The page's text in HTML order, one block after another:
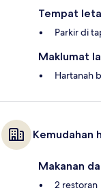
Tempat
Parkir di
Maklumat
Hartanah
Kemudahan
Makanan
2 restoran